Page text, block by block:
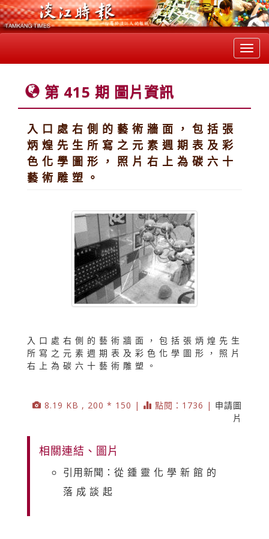
第 415 期 圖片資訊
入 口 處 右 側 的 藝 術 牆 面 ， 包 括 張
炳 煌 先 生 所 寫 之 元 素 週 期 表 及 彩
色 化 學 圖 形 ， 照 片 右 上 為 碳 六 十
藝 術 雕 塑 。
入 口 處 右 側 的 藝 術 牆 面 ， 包 括 張 炳 煌 先 生
所 寫 之 元 素 週 期 表 及 彩 色 化 學 圖 形 ， 照 片
右 上 為 碳 六 十 藝 術 雕 塑 。
8.19 KB , 200 * 150 | 點閱：1736 | 申請圖
片
相關連結、圖片
引用新聞：從 鍾 靈 化 學 新 館 的
落 成 談 起